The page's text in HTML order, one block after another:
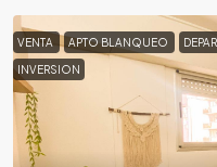
VENTA APTO BLANQUEO
INVERSION